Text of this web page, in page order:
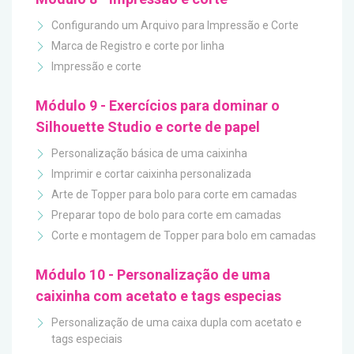
Configurando um Arquivo para Impressão e Corte
Marca de Registro e corte por linha
Impressão e corte
Módulo 9 - Exercícios para dominar o
Silhouette Studio e corte de papel
Personalização básica de uma caixinha
Imprimir e cortar caixinha personalizada
Arte de Topper para bolo para corte em camadas
Preparar topo de bolo para corte em camadas
Corte e montagem de Topper para bolo em camadas
Módulo 10 - Personalização de uma
caixinha com acetato e tags especias
Personalização de uma caixa dupla com acetato e
tags especiais